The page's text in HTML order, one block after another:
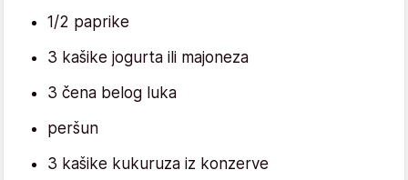
1/2 paprike
3 kašike jogurta ili majoneza
3 čena belog luka
peršun
3 kašike kukuruza iz konzerve